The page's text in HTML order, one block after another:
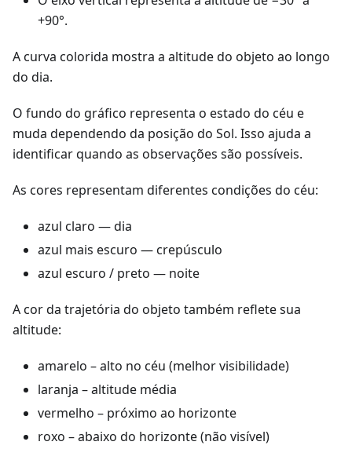
+90°.
A curva colorida mostra a altitude do objeto ao longo
do dia.
O fundo do gráfico representa o estado do céu e
muda dependendo da posição do Sol. Isso ajuda a
identificar quando as observações são possíveis.
As cores representam diferentes condições do céu:
azul claro — dia
azul mais escuro — crepúsculo
azul escuro / preto — noite
A cor da trajetória do objeto também reflete sua
altitude:
amarelo – alto no céu (melhor visibilidade)
laranja – altitude média
vermelho – próximo ao horizonte
roxo – abaixo do horizonte (não visível)